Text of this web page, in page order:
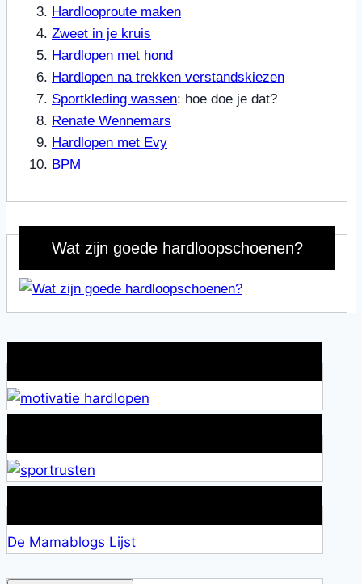
Hardlooproute maken
Zweet in je kruis
Hardlopen met hond
Hardlopen na trekken verstandskiezen
Sportkleding wassen: hoe doe je dat?
Renate Wennemars
Hardlopen met Evy
BPM
Wat zijn goede hardloopschoenen?
De Mamablogs Lijst